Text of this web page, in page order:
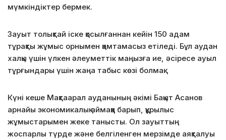
мүмкіндіктер бермек.
Зауыт толықтай іске қосылғаннан кейін 150 адам
тұрақты жұмыс орнымен қамтамасыз етіледі. Бұл аудан
халқы үшін үлкен әлеуметтік маңызға ие, әсіресе ауыл
тұрғындары үшін жаңа табыс көзі болмақ.
Күні кеше Мақтаарал ауданының әкімі Бақыт Асанов
арнайы экономикалық аймаққа барып, құрылыс
жұмыстарымен жеке танысты. Ол зауыттың
жоспарлы түрде және белгіленген мерзімде аяқталуы